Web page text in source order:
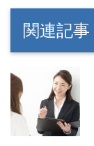
関連記事